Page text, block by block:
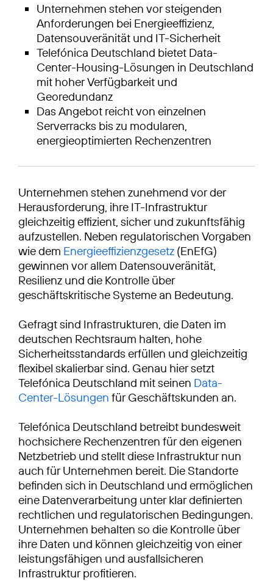
Unternehmen stehen vor steigenden
Anforderungen bei Energieeffizienz,
Datensouveränität und IT-Sicherheit
Telefónica Deutschland bietet Data-
Center-Housing-Lösungen in Deutschland
mit hoher Verfügbarkeit und
Georedundanz
Das Angebot reicht von einzelnen
Serverracks bis zu modularen,
energieoptimierten Rechenzentren
Unternehmen stehen zunehmend vor der
Herausforderung, ihre IT-Infrastruktur
gleichzeitig effizient, sicher und zukunftsfähig
aufzustellen. Neben regulatorischen Vorgaben
wie dem Energieeffizienzgesetz (EnEfG)
gewinnen vor allem Datensouveränität,
Resilienz und die Kontrolle über
geschäftskritische Systeme an Bedeutung.
Gefragt sind Infrastrukturen, die Daten im
deutschen Rechtsraum halten, hohe
Sicherheitsstandards erfüllen und gleichzeitig
flexibel skalierbar sind. Genau hier setzt
Telefónica Deutschland mit seinen Data-
Center-Lösungen für Geschäftskunden an.
Telefónica Deutschland betreibt bundesweit
hochsichere Rechenzentren für den eigenen
Netzbetrieb und stellt diese Infrastruktur nun
auch für Unternehmen bereit. Die Standorte
befinden sich in Deutschland und ermöglichen
eine Datenverarbeitung unter klar definierten
rechtlichen und regulatorischen Bedingungen.
Unternehmen behalten so die Kontrolle über
ihre Daten und können gleichzeitig von einer
leistungsfähigen und ausfallsicheren
Infrastruktur profitieren.